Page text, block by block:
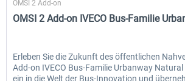
OMSI 2 Add-on
OMSI 2 Add-on IVECO Bus-Familie
Erleben Sie die Zukunft des öffentlichen
Add-on IVECO Bus-Familie Urbanway
ein in die Welt der Bus-Innovation und